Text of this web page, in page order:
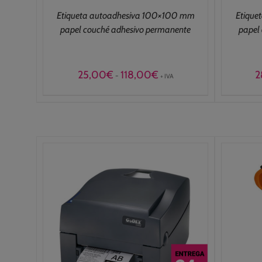
Etiqueta autoadhesiva 100×100 mm
papel couché adhesivo permanente
25,00€ - 118,00€Rango
+ IVA
papel
AÑADIR AL CARRITO DETALLES